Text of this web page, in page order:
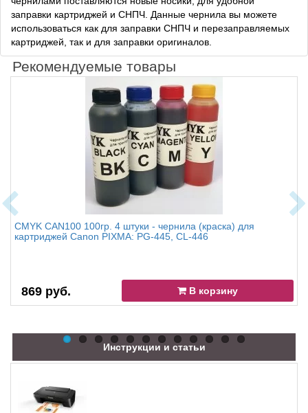
заправки картриджей и СНПЧ. Данные чернила вы можете
использоваться как для заправки СНПЧ и перезаправляемых
картриджей, так и для заправки оригиналов.
Рекомендуемые товары
CMYK CAN100 100гр. 4 штуки - чернила (краска) для
картриджей Canon PIXMA: PG-445, CL-446
869 руб. В корзину
Инструкции и статьи